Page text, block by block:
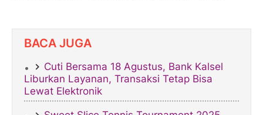
BACA JUGA
Cuti Bersama 18 Agustus, Bank Kalsel
Liburkan Layanan, Transaksi Tetap Bisa
Lewat Elektronik